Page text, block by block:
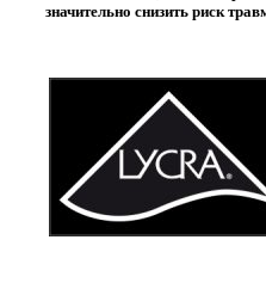
значительно снизить риск